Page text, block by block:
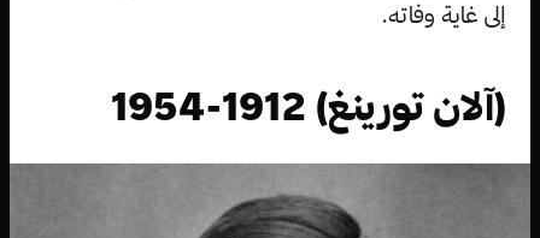
إلى غاية وفاته.
(آلان تورينغ) 1912-1954